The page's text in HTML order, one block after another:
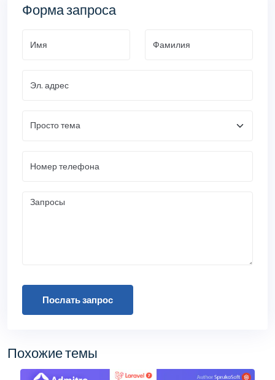
Форма запроса
Послать запрос
Похожие темы